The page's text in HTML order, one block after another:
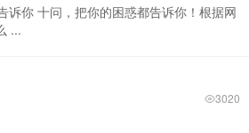
诉你 十问，把你的困惑都告诉你！根据网
...
3020